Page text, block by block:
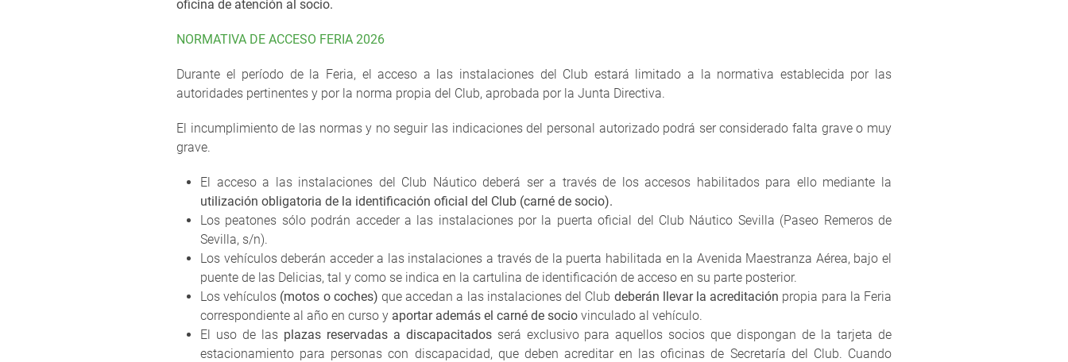
oficina de atención al socio.
NORMATIVA DE ACCESO FERIA 2026
Durante el período de la Feria, el acceso a las instalaciones del Club estará limitado a la normativa establecida por las
autoridades pertinentes y por la norma propia del Club, aprobada por la Junta Directiva.
El incumplimiento de las normas y no seguir las indicaciones del personal autorizado podrá ser considerado falta grave o muy
grave.
El acceso a las instalaciones del Club Náutico deberá ser a través de los accesos habilitados para ello mediante la
utilización obligatoria de la identificación oficial del Club (carné de socio).
Los peatones sólo podrán acceder a las instalaciones por la puerta oficial del Club Náutico Sevilla (Paseo Remeros de
Sevilla, s/n).
Los vehículos deberán acceder a las instalaciones a través de la puerta habilitada en la Avenida Maestranza Aérea, bajo el
puente de las Delicias, tal y como se indica en la cartulina de identificación de acceso en su parte posterior.
Los vehículos (motos o coches) que accedan a las instalaciones del Club deberán llevar la acreditación propia para la Feria
correspondiente al año en curso y aportar además el carné de socio vinculado al vehículo.
El uso de las plazas reservadas a discapacitadosserá exclusivo para aquellos socios que dispongan de la tarjeta de
estacionamiento para personas con discapacidad, que deben acreditar en las oficinas de Secretaría del Club. Cuando